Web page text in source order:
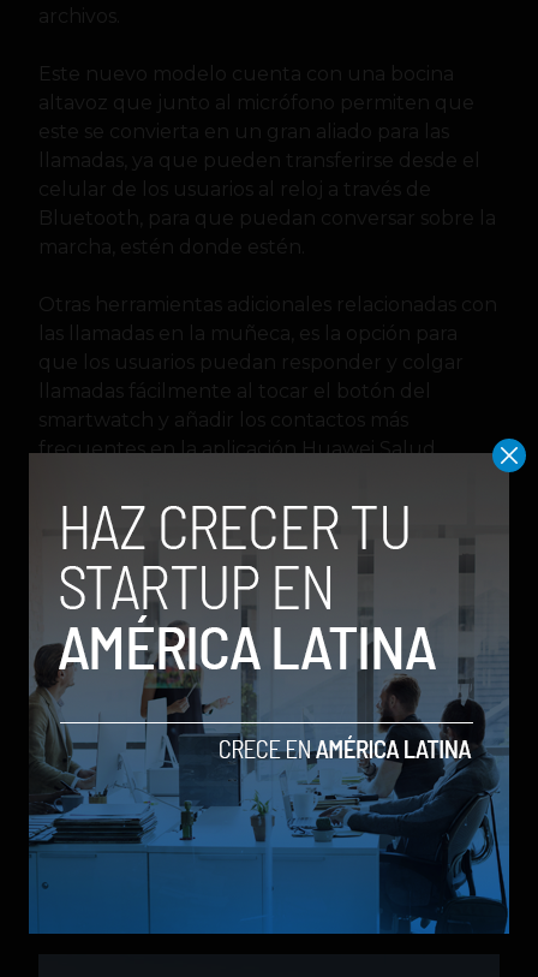
archivos.
Este nuevo modelo cuenta con una bocina
altavoz que junto al micrófono permiten que
este se convierta en un gran aliado para las
llamadas, ya que pueden transferirse desde el
celular de los usuarios al reloj a través de
Bluetooth, para que puedan conversar sobre la
marcha, estén donde estén.
Otras herramientas adicionales relacionadas con
las llamadas en la muñeca, es la opción para
que los usuarios puedan responder y colgar
llamadas fácilmente al tocar el botón del
smartwatch y añadir los contactos más
frecuentes en la aplicación Huawei Salud.
La reproducción de música directamente en el
reloj es otra de las ventajas de esta nueva
versión de la línea Fit, así como la posibilidad de
usar el asistente Huawei Assistant∙Today para
consultar rápidamente el clima, los vuelos y otra
información.
El Huawei Watch Fit 2 además incluye las
numerosas funciones inteligentes de la marca
diseñadas específicamente para ayudar a los
usuarios a hacer ejercicio en cualquier lugar,
incluyendo 97 modos de entrenamiento, un
entrenador de fitness animado integrado para 7
modos seleccionados, que ofrece instrucciones
de audio y demostraciones fáciles de seguir.